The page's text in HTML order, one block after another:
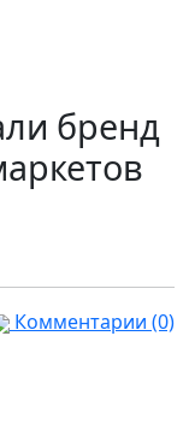
бренд
Комментарии (0)